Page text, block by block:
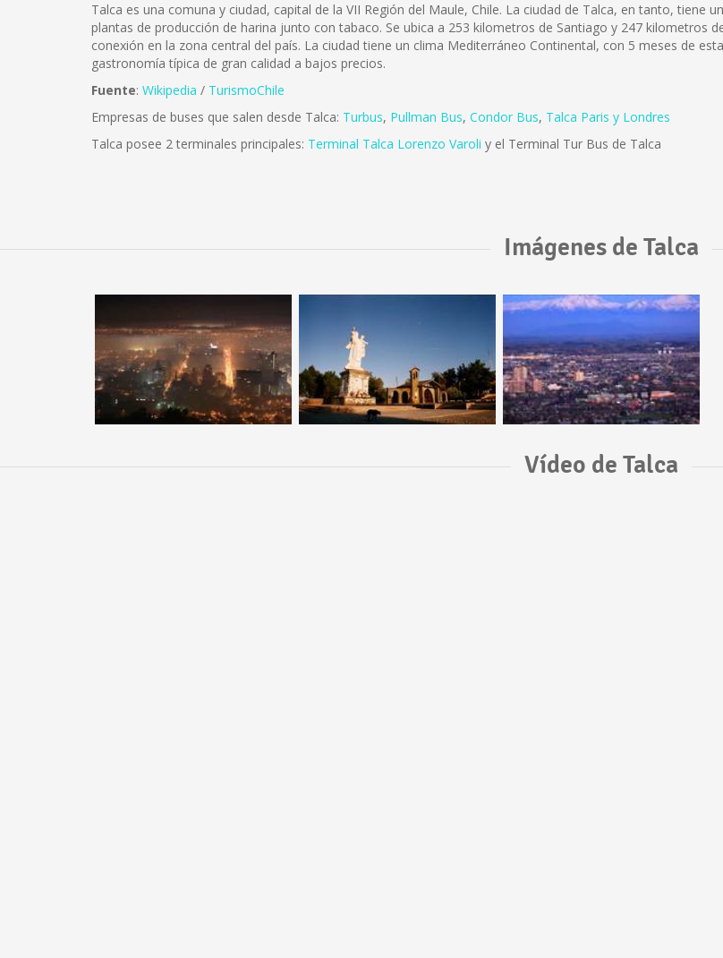
Talca es una comuna y ciudad, capital de la VII Región del Maule, Chile. La ciudad de Talca, en tanto, tiene
plantas de producción de harina junto con tabaco. Se ubica a 253 kilometros de Santiago y 247 kilometros
conexión en la zona central del país. La ciudad tiene un clima Mediterráneo Continental, con 5 meses de
gastronomía típica de gran calidad a bajos precios.
Fuente: Wikipedia / TurismoChile
Empresas de buses que salen desde Talca: Turbus, Pullman Bus, Condor Bus, Talca Paris y Londres
Talca posee 2 terminales principales: Terminal Talca Lorenzo Varoli y el Terminal Tur Bus de Talca
Imágenes de Talca
Vídeo de Talca